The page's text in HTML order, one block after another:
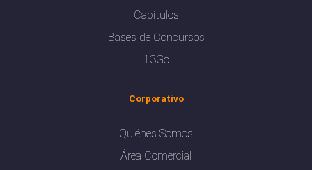
Capítulos
Bases de Concursos
13Go
Corporativo
Quiénes Somos
Área Comercial